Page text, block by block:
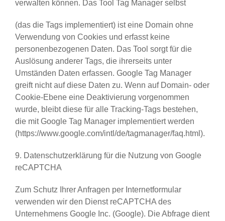
verwalten können. Das Tool Tag Manager selbst
(das die Tags implementiert) ist eine Domain ohne
Verwendung von Cookies und erfasst keine
personenbezogenen Daten. Das Tool sorgt für die
Auslösung anderer Tags, die ihrerseits unter
Umständen Daten erfassen. Google Tag Manager
greift nicht auf diese Daten zu. Wenn auf Domain- oder
Cookie-Ebene eine Deaktivierung vorgenommen
wurde, bleibt diese für alle Tracking-Tags bestehen,
die mit Google Tag Manager implementiert werden
(https://www.google.com/intl/de/tagmanager/faq.html).
9. Datenschutzerklärung für die Nutzung von Google
reCAPTCHA
Zum Schutz Ihrer Anfragen per Internetformular
verwenden wir den Dienst reCAPTCHA des
Unternehmens Google Inc. (Google). Die Abfrage dient